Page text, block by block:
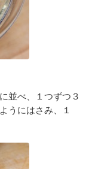
並べ、１つずつ３
うにはさみ、１